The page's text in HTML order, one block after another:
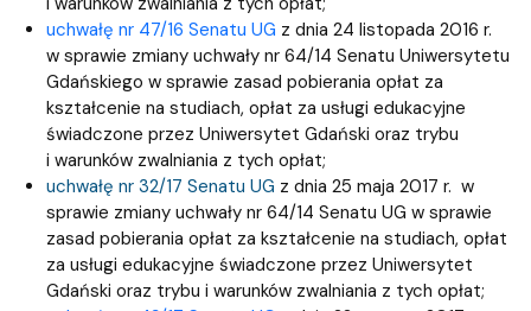
uchwałę nr 47/16 Senatu UG z dnia 24 listopada 2016 r.
w sprawie zmiany uchwały nr 64/14 Senatu Uniwersytetu
Gdańskiego w sprawie zasad pobierania opłat za
kształcenie na studiach, opłat za usługi edukacyjne
świadczone przez Uniwersytet Gdański oraz trybu
i warunków zwalniania z tych opłat;
uchwałę nr 32/17 Senatu UG z dnia 25 maja 2017 r. w
sprawie zmiany uchwały nr 64/14 Senatu UG w sprawie
zasad pobierania opłat za kształcenie na studiach, opłat
za usługi edukacyjne świadczone przez Uniwersytet
Gdański oraz trybu i warunków zwalniania z tych opłat;